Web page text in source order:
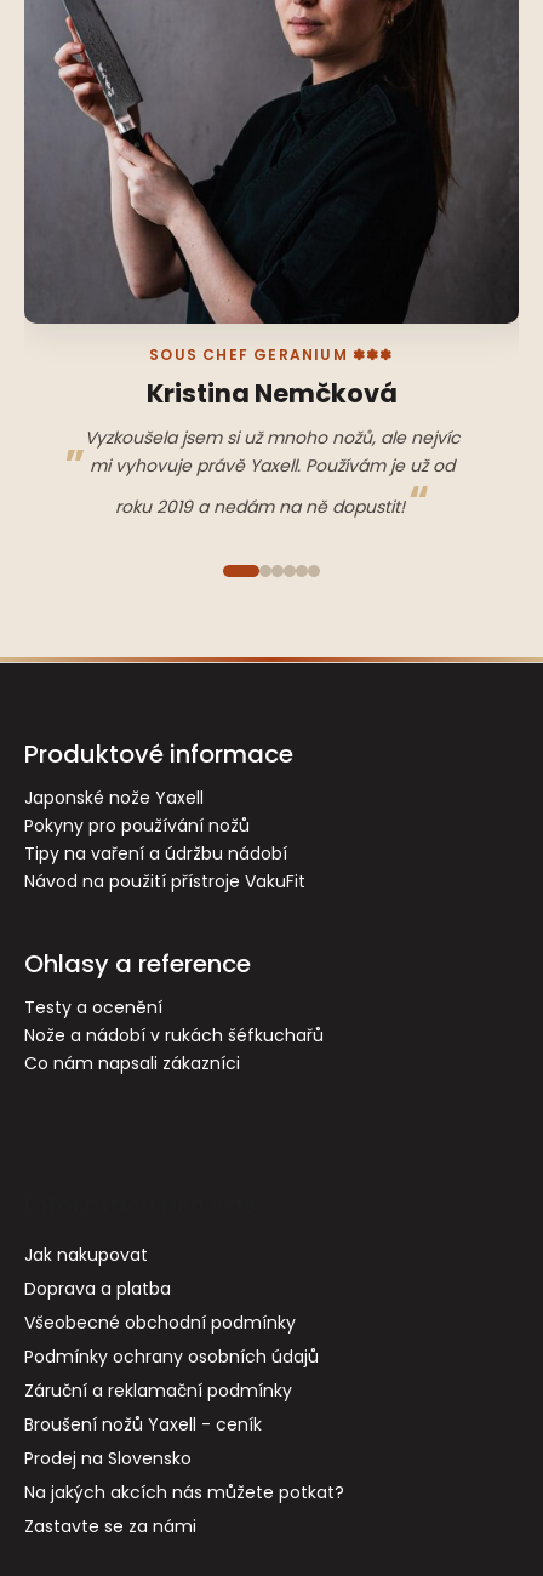
SOUS CHEF GERANIUM ✽✽✽
Kristina Nemčková
Vyzkoušela jsem si už mnoho nožů, ale nejvíc
mi vyhovuje právě Yaxell. Používám je už od
roku 2019 a nedám na ně dopustit!
Produktové informace
Japonské nože Yaxell
Pokyny pro používání nožů
Tipy na vaření a údržbu nádobí
Návod na použití přístroje VakuFit
Ohlasy a reference
Testy a ocenění
Nože a nádobí v rukách šéfkuchařů
Co nám napsali zákazníci
Jak nakupovat
Doprava a platba
Všeobecné obchodní podmínky
Podmínky ochrany osobních údajů
Záruční a reklamační podmínky
Broušení nožů Yaxell - ceník
Prodej na Slovensko
Na jakých akcích nás můžete potkat?
Zastavte se za námi